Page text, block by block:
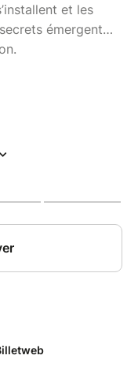
et les
émergent…